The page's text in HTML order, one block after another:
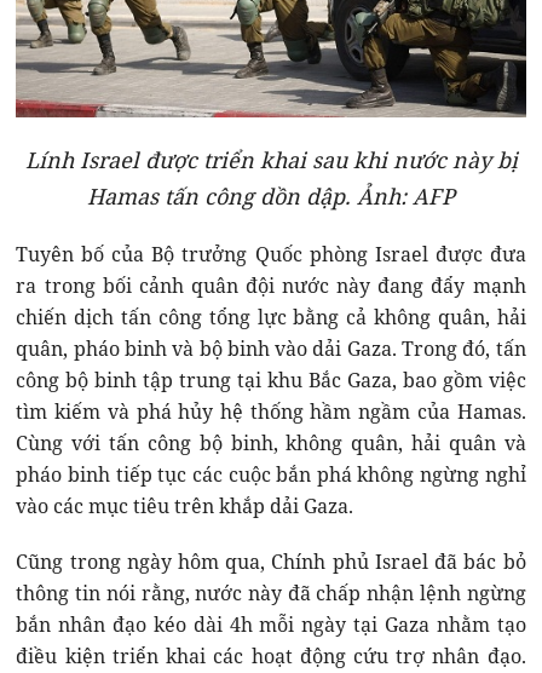
Lính Israel được triển khai sau khi nước này bị
Hamas tấn công dồn dập. Ảnh: AFP
Tuyên bố của Bộ trưởng Quốc phòng Israel được đưa
ra trong bối cảnh quân đội nước này đang đẩy mạnh
chiến dịch tấn công tổng lực bằng cả không quân, hải
quân, pháo binh và bộ binh vào dải Gaza. Trong đó, tấn
công bộ binh tập trung tại khu Bắc Gaza, bao gồm việc
tìm kiếm và phá hủy hệ thống hầm ngầm của Hamas.
Cùng với tấn công bộ binh, không quân, hải quân và
pháo binh tiếp tục các cuộc bắn phá không ngừng nghỉ
vào các mục tiêu trên khắp dải Gaza.
Cũng trong ngày hôm qua, Chính phủ Israel đã bác bỏ
thông tin nói rằng, nước này đã chấp nhận lệnh ngừng
bắn nhân đạo kéo dài 4h mỗi ngày tại Gaza nhằm tạo
điều kiện triển khai các hoạt động cứu trợ nhân đạo.